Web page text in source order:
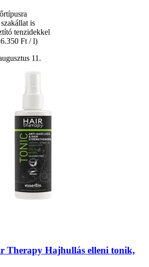
is
tenzidekkel
Ft / l)
11.
Therapy Hajhullás elleni tonik,